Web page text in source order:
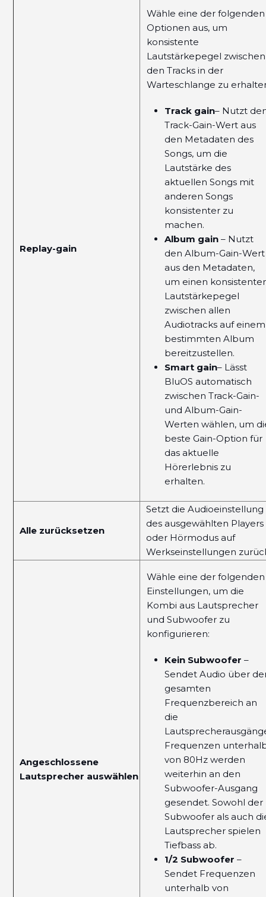
Replay-gain
Wähle eine der folgenden
Optionen aus, um
konsistente
Lautstärkepegel zwischen
den Tracks in der
Warteschlange zu
Track gain– Nutzt
Track-Gain-Wert aus
den Metadaten des
Songs, um die
Lautstärke des
aktuellen Songs mit
anderen Songs
konsistenter zu
machen.
Album gain– Nutzt
den Album-Gain-Wert
aus den Metadaten,
um einen
Lautstärkepegel
zwischen allen
Audiotracks auf einem
bestimmten Album
bereitzustellen.
Smart gain– Lässt
BluOS automatisch
zwischen Track-Gain-
und Album-Gain-
Werten wählen, um
beste Gain-Option für
das aktuelle
Hörerlebnis zu
erhalten.
Alle zurücksetzen
Setzt die Audioeinstellung
des ausgewählten Players
oder Hörmodus auf
Werkseinstellungen
Angeschlossene
Lautsprecher auswählen
Wähle eine der folgenden
Einstellungen, um die
Kombi aus Lautsprecher
und Subwoofer zu
konfigurieren:
Kein Subwoofer –
Sendet Audio über
gesamten
Frequenzbereich an
die
Frequenzen
von 80Hz werden
weiterhin an den
Subwoofer-Ausgang
gesendet. Sowohl der
Subwoofer als auch
Lautsprecher spielen
Tiefbass ab.
1/2 Subwoofer –
Sendet Frequenzen
unterhalb von